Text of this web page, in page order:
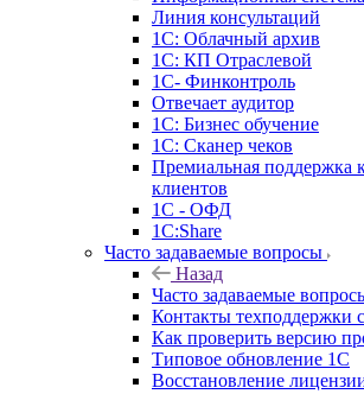
Линия консультаций
1С: Облачный архив
1С: КП Отраслевой
1С- Финконтроль
Отвечает аудитор
1С: Бизнес обучение
1С: Сканер чеков
Премиальная поддержка
клиентов
1С - ОФД
1С:Share
Часто задаваемые вопросы
Назад
Часто задаваемые
Контакты техподдержки
Как проверить версию
Типовое обновление 1С
Восстановление